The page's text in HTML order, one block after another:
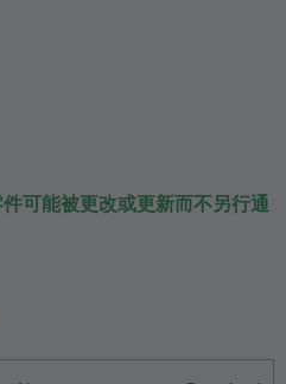
可能被更改或更新而不另行通